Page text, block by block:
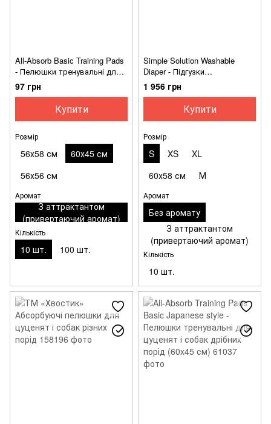
All-Absorb Basic Training Pads
- Пелюшки тренувальні для
собак і цуценят
97 грн
Купити
Розмір
56х58 см
60х45 см
56х56 см
Аромат
З аттрактантом
(привертаючий аромат)
Кількість
10 шт. 100 шт.
Simple Solution Washable
Diaper - Підгузки
багаторазові для собак
1 956 грн
Купити
Розмір
S XS
XL
60х58 см
М
Аромат
Без аромату
З аттрактантом
(привертаючий аромат)
Кількість
10 шт.